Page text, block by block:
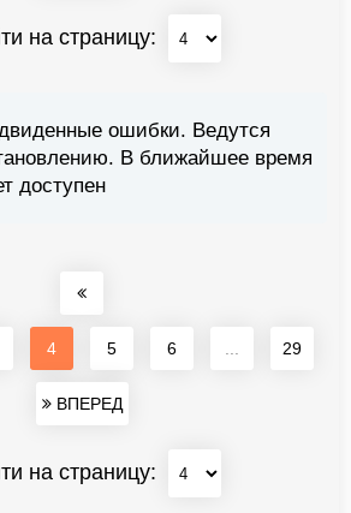
на страницу:
ошибки. Ведутся
В ближайшее время
доступен
4 5 6 29
ВПЕРЕД
на страницу: